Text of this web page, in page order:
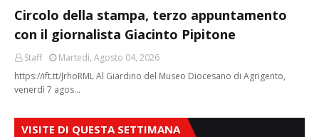
Circolo della stampa, terzo appuntamento
con il giornalista Giacinto Pipitone
Staff
Martedì, Agosto 04, 2026
https://ift.tt/JrhoRML Al Giardino del Museo Diocesano di Agrigento,
venerdì 7 agos…
VISITE DI QUESTA SETTIMANA